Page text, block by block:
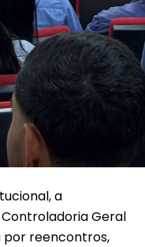
a
Geral
por reencontros,